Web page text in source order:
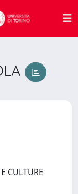
CULTURE